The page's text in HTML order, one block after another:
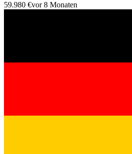
59.980 €vor 8 Monaten